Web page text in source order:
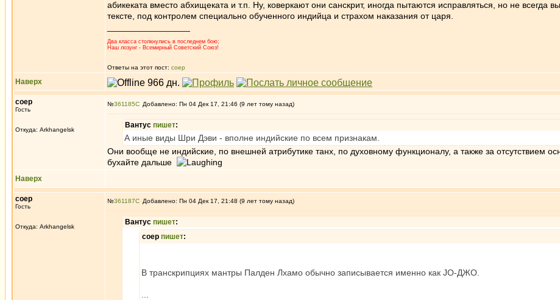
абикеката вместо абхищеката и т.п. Ну, коверкают они санскрит, иногда пытаются исправляться, но не всегда
тексте, под контролем специально обученного индийца и страхом наказания от царя.
Два класса столкнулись в последнем бою;
Наш лозунг - Всемирный Советский Союз!
Ответы на этот пост: соер
Наверх
соер
Гость
Откуда: Arkhangelsk
№361185 Добавлено: Пн 04 Дек 17, 21:46 (9 лет тому назад)
Вантус пишет:
А иные виды Шри Дэви - вполне индийские по всем признакам.
Они вообще не индийские, по внешней атрибутике танх, по духовному функционалу, а также за отсутствием
бухайте дальше
Наверх
соер
Гость
Откуда: Arkhangelsk
№361187 Добавлено: Пн 04 Дек 17, 21:48 (9 лет тому назад)
Вантус пишет:
соер пишет:
В транскрипциях мантры Палден Лхамо обычно записывается именно как JO-ДЖО.